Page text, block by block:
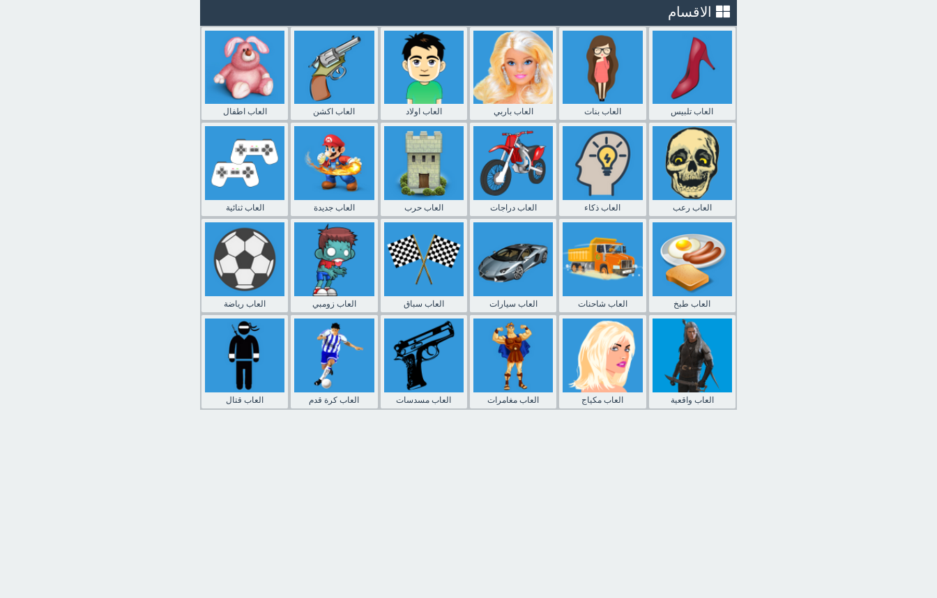
الاقسام
العاب اطفال العاب اكشن العاب اولاد العاب باربي العاب بنات العاب تلبيس
العاب ثنائية العاب جديدة العاب حرب العاب دراجات العاب ذكاء العاب رعب
العاب رياضة العاب زومبي العاب سباق العاب سيارات العاب شاحنات العاب طبخ
العاب قتال العاب كرة قدم العاب مسدسات العاب مغامرات العاب مكياج العاب واقعية